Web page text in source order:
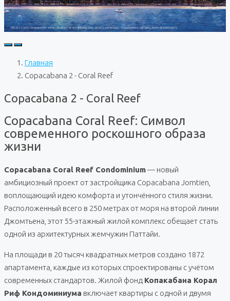
Главная
Copacabana 2 - Coral Reef
Copacabana 2 - Coral Reef
Copacabana Coral Reef: Символ
современного роскошного образа
жизни
Copacabana Coral Reef Condominium— новый
амбициозный проект от застройщика Copacabana Jomtien,
воплощающий идею комфорта и утончённого стиля жизни.
Расположенный всего в 250 метрах от моря на второй линии
Джомтьена, этот 55-этажный жилой комплекс обещает стать
одной из архитектурных жемчужин Паттайи.
На площади в 20 тысяч квадратных метров создано 1872
апартамента, каждые из которых спроектированы с учётом
современных стандартов. Жилой фонд Копакабана Корал
Риф Кондоминиума включает квартиры с одной и двумя